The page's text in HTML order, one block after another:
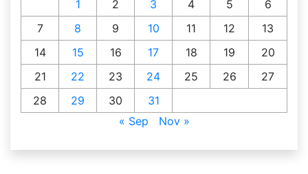
1
2 3 4 5
6
7
8 9 10 11 12
13
14
15 16 17 18 19
20
21
22 23 24 25 26
27
28
29 30
31
« Sep
Nov »